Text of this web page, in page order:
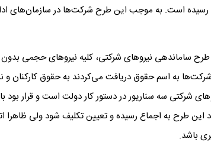
رسیده است. به موجب این طرح شرکت‌ها در
ساماندهی نیروهای شرکتی، کلیه نیروهای حجمی بدون
به اسم حقوق دریافت می‌کردند به حقوق کارکنان و
شرکتی سه سناریور در دستور کار دولت است و قرار
این طرح به اجماع رسیده و تعیین تکلیف شود ولی ظاهرا
باشد.